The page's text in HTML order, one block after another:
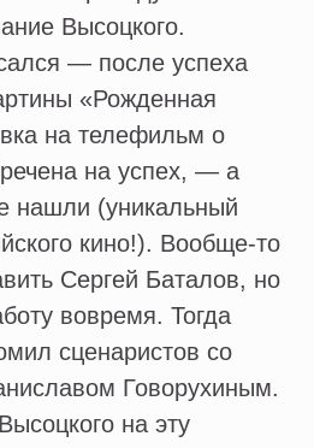
Высоцкого.
— после успеха
«Рожденная
на телефильм о
на успех, — а
нашли (уникальный
кино!). Вообще-то
Сергей Баталов, но
вовремя. Тогда
сценаристов со
Говорухиным.
на эту